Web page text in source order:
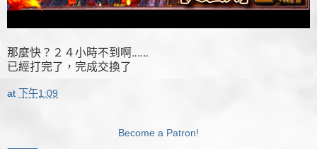
那麼快？２４小時不到啊‥‥‥
已經打完了，完成交換了
at 下午1:09
Become a Patron!